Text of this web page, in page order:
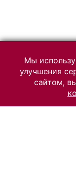
Мы
улучшения
сайтом,